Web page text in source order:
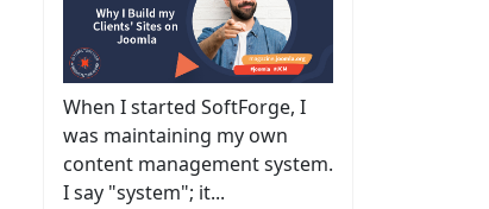
When I started SoftForge, I
was maintaining my own
content management system.
I say "system"; it...